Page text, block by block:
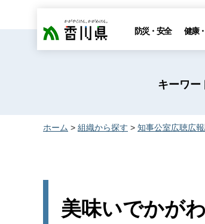
香川県 防災・安全 健康
キーワー
ホーム > 組織から探す > 知事公室広聴広
美味いでかが